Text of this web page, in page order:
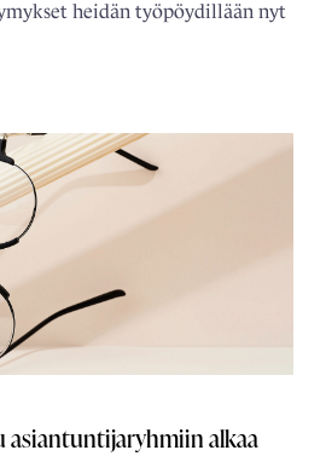
heidän työpöydillään nyt
asiantuntijaryhmiin alkaa